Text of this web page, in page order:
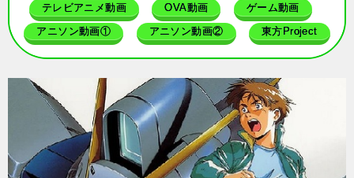
テレビアニメ動画 OVA動画 ゲーム動画
アニソン動画① アニソン動画② 東方Project